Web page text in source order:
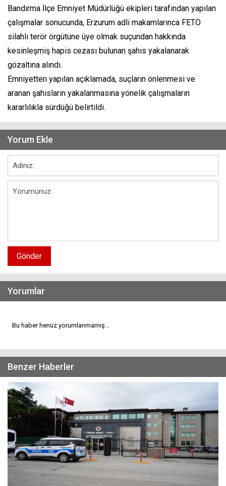
Bandırma İlçe Emniyet Müdürlüğü ekipleri tarafından yapılan
çalışmalar sonucunda, Erzurum adli makamlarınca FETÖ
silahlı terör örgütüne üye olmak suçundan hakkında
kesinleşmiş hapis cezası bulunan şahıs yakalanarak
gözaltına alındı.
Emniyetten yapılan açıklamada, suçların önlenmesi ve
aranan şahısların yakalanmasına yönelik çalışmaların
kararlılıkla sürdüğü belirtildi.
Yorum Ekle
Gönder
Yorumlar
Bu haber henüz yorumlanmamış...
Benzer Haberler